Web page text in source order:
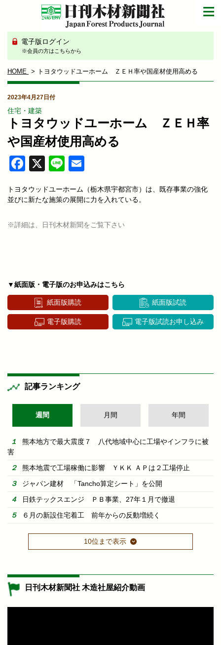
電子版ログイン
※会員の方はこちらから
HOME トヨタウッドユーホーム ＺＥＨ率や国産材使用高める
2023年4月27日付
住宅・建築
トヨタウッドユーホーム ＺＥＨ率
や国産材使用高める
Facebook
X Line
トヨタウッドユーホーム（栃木県宇都宮市）は、既存事業の強化
並びに新たな施策の展開に力を入れている。
※詳細は、日刊木材新聞をご覧下さい
▼紙面版・電子版のお申込みはこちら
紙面版購読 紙面版試読
電子版購読 電子版試読お申し込み
記事ランキング
週間 月間 年間
熊本地方で最大震度７ 八代地域中心に工場やインフラに被
害
熊本地震で工場稼働に影響 ＹＫＫ ＡＰは２工場停止
ジャパン建材 「Tancho算定シート」を公開
日鉄テックスエンジ ＰＢ事業、27年１月で撤退
６月の新設住宅着工 前年からの反動増続く
10位まで表示
日刊木材新聞社 木造社屋紹介動画